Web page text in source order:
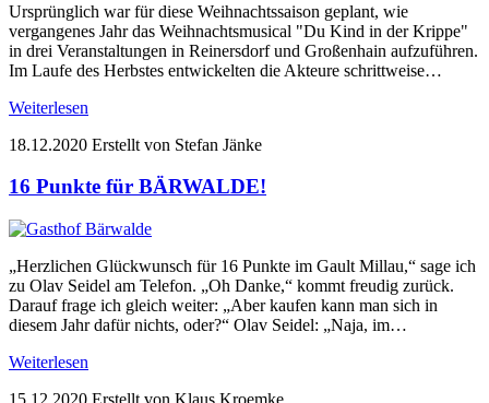
Ursprünglich war für diese Weihnachtssaison geplant, wie
vergangenes Jahr das Weihnachtsmusical "Du Kind in der Krippe"
in drei Veranstaltungen in Reinersdorf und Großenhain aufzuführen.
Im Laufe des Herbstes entwickelten die Akteure schrittweise…
Weiterlesen
18.12.2020 Erstellt von Stefan Jänke
16 Punkte für BÄRWALDE!
„Herzlichen Glückwunsch für 16 Punkte im Gault Millau,“ sage ich
zu Olav Seidel am Telefon. „Oh Danke,“ kommt freudig zurück.
Darauf frage ich gleich weiter: „Aber kaufen kann man sich in
diesem Jahr dafür nichts, oder?“ Olav Seidel: „Naja, im…
Weiterlesen
15.12.2020 Erstellt von Klaus Kroemke